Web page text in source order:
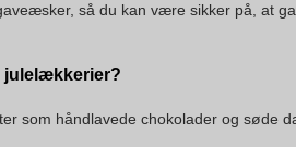
så du kan være sikker på, at
julelækkerier?
som håndlavede chokolader og søde